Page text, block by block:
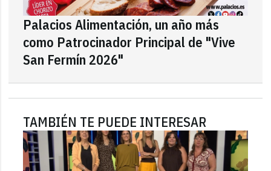
Palacios Alimentación, un año más
como Patrocinador Principal de "Vive
San Fermín 2026"
TAMBIÉN TE PUEDE INTERESAR